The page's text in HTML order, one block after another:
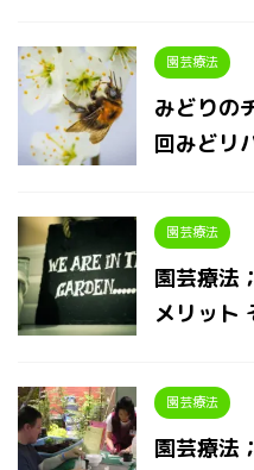
園芸療法
みどりの
回みどリ
園芸療法
園芸療法
メリット
園芸療法
園芸療法